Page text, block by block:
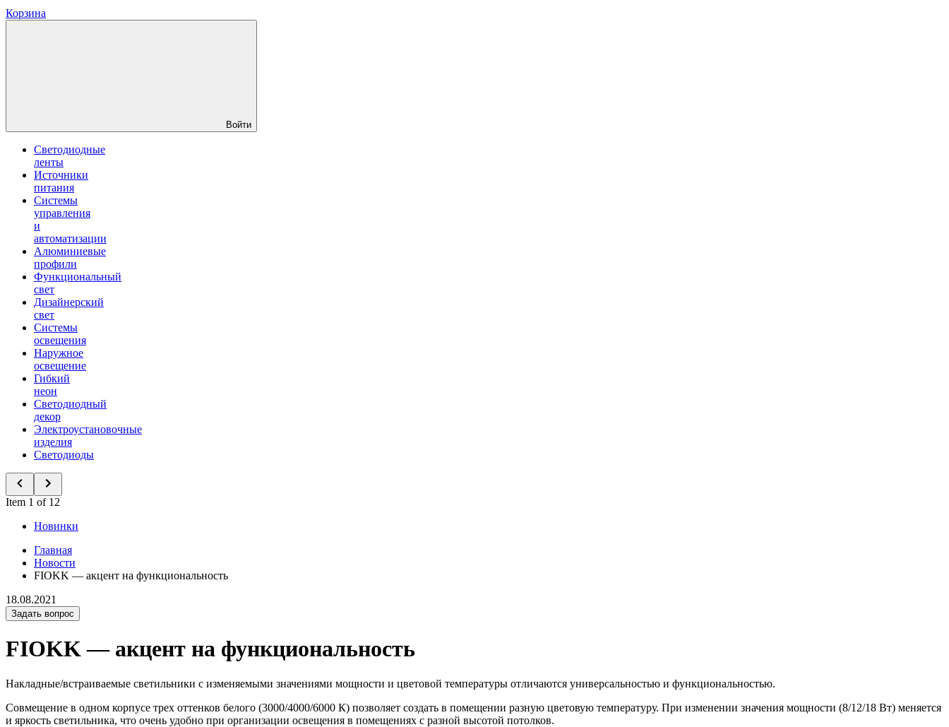
Корзина
Войти
Светодиодные
ленты
Источники
питания
Системы
управления
и
автоматизации
Алюминиевые
профили
Функциональный
свет
Дизайнерский
свет
Системы
освещения
Наружное
освещение
Гибкий
неон
Светодиодный
декор
Электроустановочные
изделия
Светодиоды
Item 1 of 12
Новинки
Главная
Новости
FIOKK — акцент на функциональность
18.08.2021
Задать вопрос
FIOKK — акцент на функциональность
Накладные/встраиваемые светильники с изменяемыми значениями мощности и цветовой температуры отличаются универсальностью и функциональностью.
Совмещение в одном корпусе трех оттенков белого (3000/4000/6000 К) позволяет создать в помещении разную цветовую температуру. При изменении значения мощности (8/12/18 Вт) меняется
и яркость светильника, что очень удобно при организации освещения в помещениях с разной высотой потолков.